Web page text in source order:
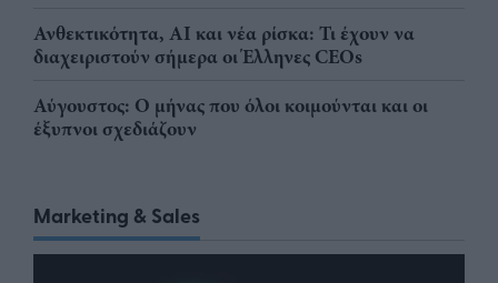
Ανθεκτικότητα, AI και νέα ρίσκα: Τι έχουν να
διαχειριστούν σήμερα οι Έλληνες CEOs
Αύγουστος: Ο μήνας που όλοι κοιμούνται και οι
έξυπνοι σχεδιάζουν
Marketing & Sales